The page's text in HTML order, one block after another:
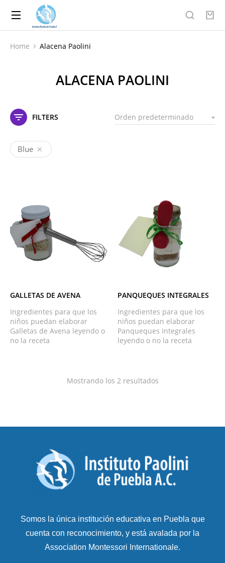
You are here:
Home Alacena Paolini
ALACENA PAOLINI
FILTERS
Blue
GALLETAS DE AVENA
Ingredientes para que los
niños puedan elaborar
Galletas de Avena leyendo o
no la receta
PANQUEQUES INTEGRALES
Ingredientes para que los
niños puedan elaborar
Panqueques Integrales
leyendo o no la receta
Mostrando los 2 resultados
Somos la única institución educativa en Puebla que
cuenta con reconocimiento, y está avalada por la
Association Montessori Internationale.